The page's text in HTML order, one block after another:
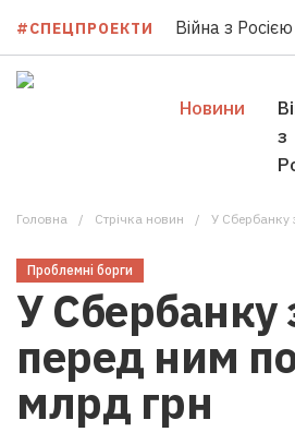
#СПЕЦПРОЕКТИ Війна з Росією
Новини
з
Головна Стрічка новин У Сбербанку
Проблемні борги
У Сбербанку
перед ним
млрд грн